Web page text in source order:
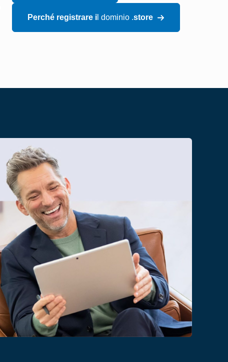
Perché registrare i l dominio .store